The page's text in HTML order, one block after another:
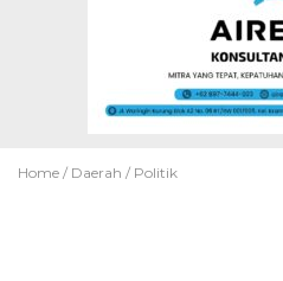
Home / Daerah / Politik